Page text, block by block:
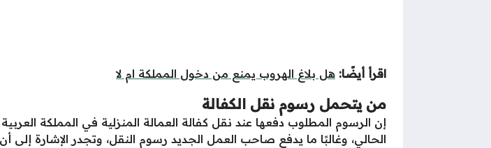
اقرأ أيضًا: هل بلاغ الهروب يمنع من دخول المملكة ام لا
من يتحمل رسوم نقل الكفالة
إن الرسوم المطلوب دفعها عند نقل كفالة العمالة المنزلية في المملكة
الحالي، وغالبًا ما يدفع صاحب العمل الجديد رسوم النقل، وتجدر الإشارة